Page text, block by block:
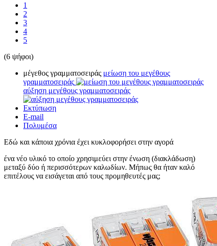
1
2
3
4
5
(6 ψήφοι)
μέγεθος γραμματοσειράς μείωση του μεγέθους
γραμματοσειράς
αύξηση μεγέθους γραμματοσειράς
Εκτύπωση
E-mail
Πολυμέσα
Εδώ και κάποια χρόνια έχει κυκλοφορήσει στην αγορά
ένα νέο υλικό το οποίο χρησιμεύει στην ένωση (διακλάδωση)
μεταξύ δύο ή περισσότερων καλωδίων. Μήπως θα ήταν καλό
επιτέλους να εισάγεται από τους προμηθευτές μας;